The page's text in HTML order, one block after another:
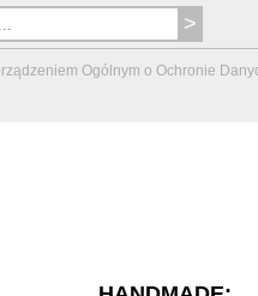
Ogólnym o Ochronie